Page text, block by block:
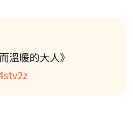
溫暖的大人》